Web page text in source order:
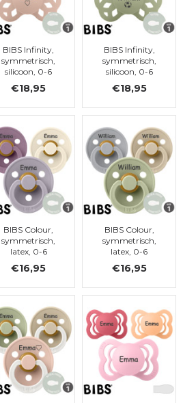
BIBS Infinity,
symmetrisch,
silicoon, 0-6
maanden (maat
1)
€18,95
BIBS Infinity,
symmetrisch,
silicoon, 0-6
maanden (maat
1)
€18,95
BIBS Colour,
symmetrisch,
latex, 0-6
maanden (maat
1)
€16,95
BIBS Colour,
symmetrisch,
latex, 0-6
maanden (maat
1)
€16,95